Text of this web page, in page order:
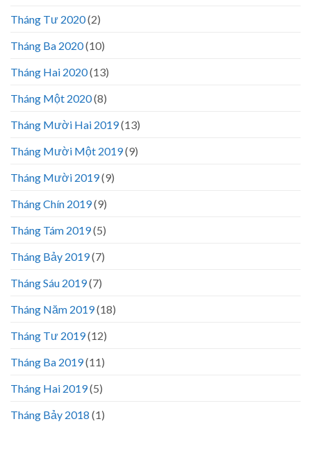
Tháng Tư 2020(2)
Tháng Ba 2020(10)
Tháng Hai 2020(13)
Tháng Một 2020(8)
Tháng Mười Hai 2019(13)
Tháng Mười Một 2019(9)
Tháng Mười 2019(9)
Tháng Chín 2019(9)
Tháng Tám 2019(5)
Tháng Bảy 2019(7)
Tháng Sáu 2019(7)
Tháng Năm 2019(18)
Tháng Tư 2019(12)
Tháng Ba 2019(11)
Tháng Hai 2019(5)
Tháng Bảy 2018 (1)